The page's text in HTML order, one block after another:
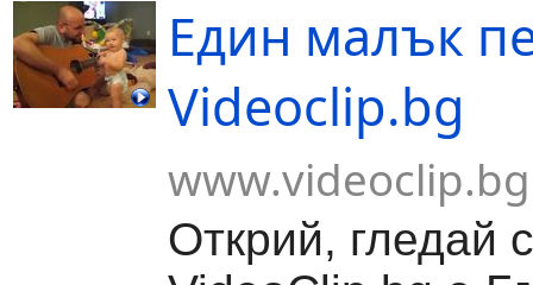
Един малък
Videoclip.bg
www.videoclip.bg
Открий, гледай